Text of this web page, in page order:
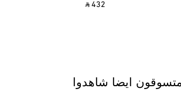
‎ ⃁ 432 ‎
ايضا شاهدوا